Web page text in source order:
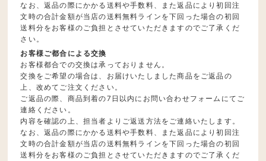
なお、返品の際にかかる送料や手数料、また返品により初回注
文時の合計金額が当店の送料無料ラインを下回った場合の初回
送料分をお客様のご負担とさせていただきますのでご了承くだ
さい。
お客様ご都合による交換
お客様都合での交換は承っておりません。
交換をご希望の場合は、お届けいたしました商品をご返品の
上、改めてご注文ください。
ご返品の際、商品到着の7日以内にお問い合わせフォームにてご
連絡ください。
内容を確認の上、担当者よりご返送方法をご連絡いたします。
なお、返品の際にかかる送料や手数料、また返品により初回注
文時の合計金額が当店の送料無料ラインを下回った場合の初回
送料分をお客様のご負担とさせていただきますのでご了承くだ